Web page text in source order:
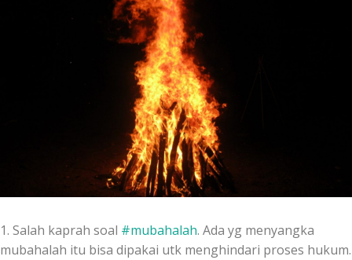
1. Salah kaprah soal #mubahalah. Ada yg menyangka
mubahalah itu bisa dipakai utk menghindari proses hukum.